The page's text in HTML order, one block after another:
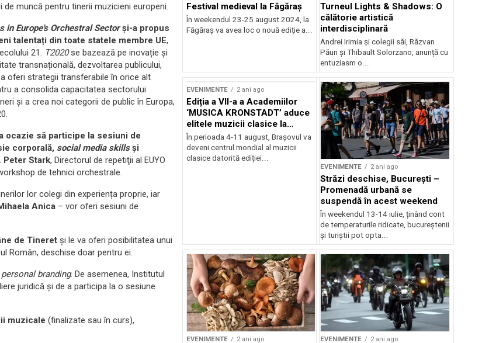
muncă pentru tinerii muzicieni europeni.
in Europe's Orchestral Sector şi-a propus
talentați din toate statele membre UE,
21.
T2020se bazează pe inovație și
transnațională, dezvoltarea publicului,
oferi strategii transferabile în orice alt
a consolida capacitatea sectorului
și a crea noi categorii de public în Europa,
ocazie să participe la sesiuni de
corporală, social media skillsși
Peter Stark, Directorul de repetiţii al EUYO
de tehnici orchestrale.
lor colegi din experiența proprie, iar
Anica – vor oferi sesiuni de
de Tineret și le va oferi posibilitatea unui
Român, deschise doar pentru ei.
personal branding. De asemenea, Institutul
juridică și de a participa la o sesiune
muzicale (finalizate sau în curs),
Festival medieval la Făgăraș
În weekendul 23-25 august 2024, la
Făgăraș va avea loc o nouă ediție a...
Turneul Lights & Shadows: O
călătorie artistică
interdisciplinară
Andrei Irimia și colegii săi, Răzvan
Păun și Thibault Solorzano, anunță cu
entuziasm o...
EVENIMENTE 2 ani ago
Ediția a VII-a a Academiilor
‘MUSICA KRONSTADT’ aduce
elitele muzicii clasice la
Brașov
În perioada 4-11 august, Brașovul va
deveni centrul mondial al muzicii
clasice datorită ediției...
EVENIMENTE 2 ani ago
Străzi deschise, București –
Promenadă urbană se
suspendă în acest weekend
În weekendul 13-14 iulie, ținând cont
de temperaturile ridicate, bucureștenii
și turiștii pot opta...
EVENIMENTE 2 ani ago EVENIMENTE 2 ani ago